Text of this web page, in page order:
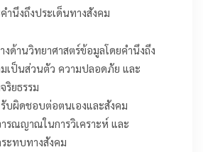
ำนึงถึงประเด็นทางสังคม
ด้านวิทยาศาสตร์ข้อมูลโดยคำนึงถึง
เป็นส่วนตัว ความปลอดภัย และ
ริยธรรม
รับผิดชอบต่อตนเองและสังคม
รณญาณในการวิเคราะห์ และ
ะทบทางสังคม